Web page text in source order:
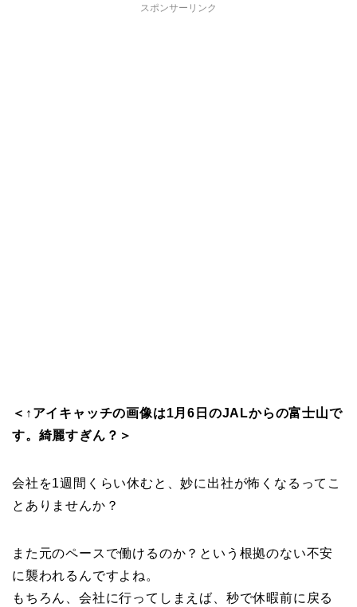
スポンサーリンク
＜↑アイキャッチの画像は1月6日のJALからの富士山で
す。綺麗すぎん？＞
会社を1週間くらい休むと、妙に出社が怖くなるってこ
とありませんか？
また元のペースで働けるのか？という根拠のない不安
に襲われるんですよね。
もちろん、会社に行ってしまえば、秒で休暇前に戻る